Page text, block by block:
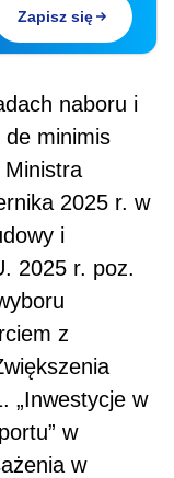
Zapisz się
naboru i
minimis
Ministra
2025 r. w
i
2025 r. poz.
z
„Inwestycje w
w
w